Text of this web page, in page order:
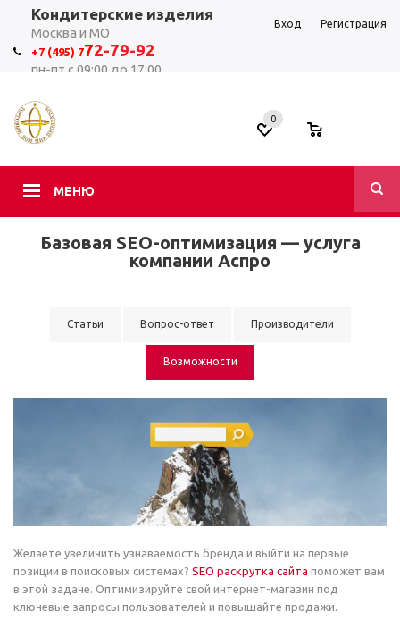
Кондитерские изделия
Москва и МО
+7 (495) 772-79-92
пн-пт с 09:00 до 17:00
Вход Регистрация
МЕНЮ
0
Базовая SEO-оптимизация — услуга
компании Аспро
Статьи Вопрос-ответ Производители
Возможности
Желаете увеличить узнаваемость бренда и выйти на первые
позиции в поисковых системах? SEO раскрутка сайта поможет вам
в этой задаче. Оптимизируйте свой интернет-магазин под
ключевые запросы пользователей и повышайте продажи.